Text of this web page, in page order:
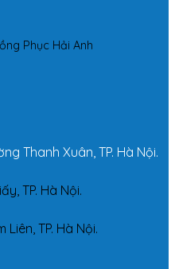
Phục Hải Anh
Thanh Xuân, TP. Hà Nội.
TP. Hà Nội.
Liên, TP. Hà Nội.